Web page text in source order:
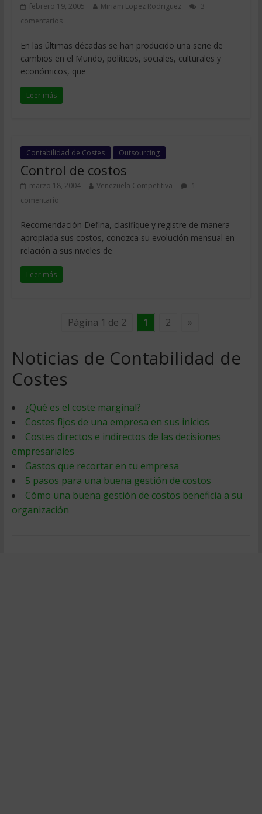
febrero 19, 2005 Miriam Lopez Rodriguez
3
comentarios
En las últimas décadas se han producido una serie de
cambios en el Mundo, políticos, sociales, culturales y
económicos, que
Leer más
Contabilidad de Costes Outsourcing
Control de costos
marzo 18, 2004 Venezuela Competitiva
1
comentario
Recomendación Defina, clasifique y registre de manera
apropiada sus costos, conozca su evolución mensual en
relación a sus niveles de
Leer más
Página 1 de 2 1 2 »
Noticias de Contabilidad de
Costes
¿Qué es el coste marginal?
Costes fijos de una empresa en sus inicios
Costes directos e indirectos de las decisiones
empresariales
Gastos que recortar en tu empresa
5 pasos para una buena gestión de costos
Cómo una buena gestión de costos beneficia a su
organización